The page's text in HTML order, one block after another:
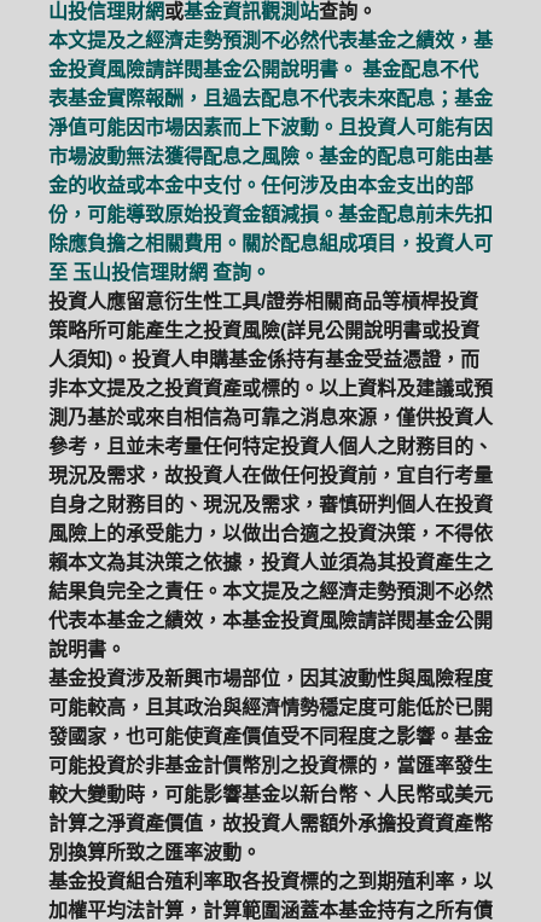
山投信理財網或基金資訊觀測站查詢。
本文提及之經濟走勢預測不必然代表基金之績效，基
金投資風險請詳閱基金公開說明書。 基金配息不代
表基金實際報酬，且過去配息不代表未來配息；基金
淨值可能因市場因素而上下波動。且投資人可能有因
市場波動無法獲得配息之風險。基金的配息可能由基
金的收益或本金中支付。任何涉及由本金支出的部
份，可能導致原始投資金額減損。基金配息前未先扣
除應負擔之相關費用。關於配息組成項目，投資人可
至 玉山投信理財網 查詢。
投資人應留意衍生性工具/證券相關商品等槓桿投資
策略所可能產生之投資風險(詳見公開說明書或投資
人須知)。投資人申購基金係持有基金受益憑證，而
非本文提及之投資資產或標的。以上資料及建議或預
測乃基於或來自相信為可靠之消息來源，僅供投資人
參考，且並未考量任何特定投資人個人之財務目的、
現況及需求，故投資人在做任何投資前，宜自行考量
自身之財務目的、現況及需求，審慎研判個人在投資
風險上的承受能力，以做出合適之投資決策，不得依
賴本文為其決策之依據，投資人並須為其投資產生之
結果負完全之責任。本文提及之經濟走勢預測不必然
代表本基金之績效，本基金投資風險請詳閱基金公開
說明書。
基金投資涉及新興市場部位，因其波動性與風險程度
可能較高，且其政治與經濟情勢穩定度可能低於已開
發國家，也可能使資產價值受不同程度之影響。基金
可能投資於非基金計價幣別之投資標的，當匯率發生
較大變動時，可能影響基金以新台幣、人民幣或美元
計算之淨資產價值，故投資人需額外承擔投資資產幣
別換算所致之匯率波動。
基金投資組合殖利率取各投資標的之到期殖利率，以
加權平均法計算，計算範圍涵蓋本基金持有之所有債